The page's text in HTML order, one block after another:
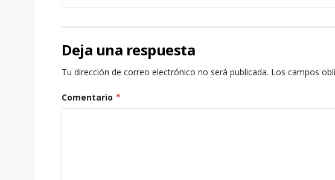
Deja una respuesta
Tu dirección de correo electrónico no será publicada. Los campos
Comentario *